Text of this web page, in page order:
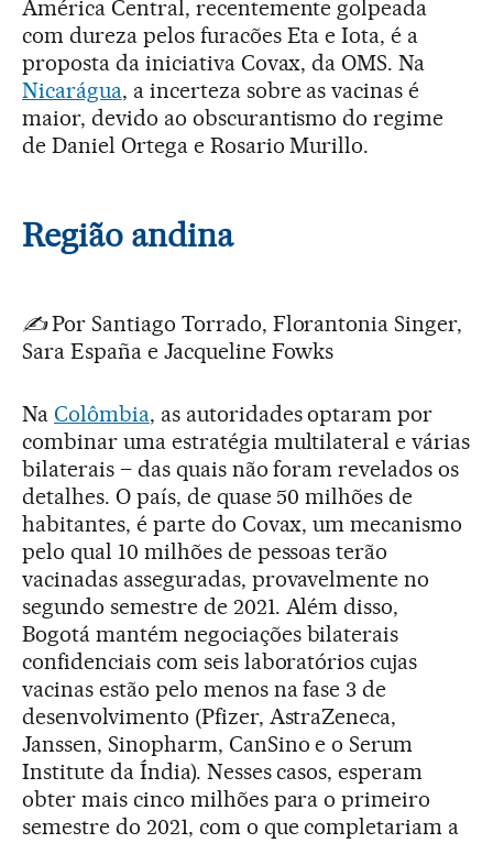
América Central, recentemente golpeada
com dureza pelos furacões Eta e Iota, é a
proposta da iniciativa Covax, da OMS. Na
Nicarágua, a incerteza sobre as vacinas é
maior, devido ao obscurantismo do regime
de Daniel Ortega e Rosario Murillo.
Região andina
✍️Por Santiago Torrado, Florantonia Singer,
Sara España e Jacqueline Fowks
Na Colômbia, as autoridades optaram por
combinar uma estratégia multilateral e várias
bilaterais – das quais não foram revelados os
detalhes. O país, de quase 50 milhões de
habitantes, é parte do Covax, um mecanismo
pelo qual 10 milhões de pessoas terão
vacinadas asseguradas, provavelmente no
segundo semestre de 2021. Além disso,
Bogotá mantém negociações bilaterais
confidenciais com seis laboratórios cujas
vacinas estão pelo menos na fase 3 de
desenvolvimento (Pfizer, AstraZeneca,
Janssen, Sinopharm, CanSino e o Serum
Institute da Índia). Nesses casos, esperam
obter mais cinco milhões para o primeiro
semestre do 2021, com o que completariam a